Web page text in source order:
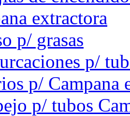
extractora
p/ grasas
p/
p/ Campana
p/ tubos